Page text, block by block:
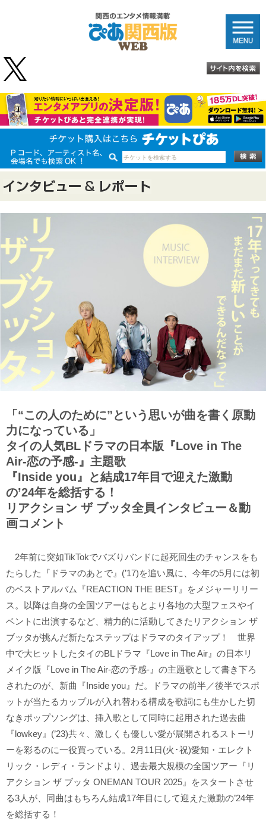
「“この人のために”という思いが曲を書く原動
力になっている」
タイの人気BLドラマの日本版『Love in The
Air-恋の予感-』主題歌
『Inside you』と結成17年目で迎えた激動
の’24年を総括する！
リアクション ザ ブッタ全員インタビュー＆動
画コメント
2年前に突如TikTokでバズりバンドに起死回生のチャンスをも
たらした『ドラマのあとで』(’17)を追い風に、今年の5月には初
のベストアルバム『REACTION THE BEST』をメジャーリリー
ス。以降は自身の全国ツアーはもとより各地の大型フェスやイ
ベントに出演するなど、精力的に活動してきたリアクション ザ
ブッタが挑んだ新たなステップはドラマのタイアップ！ 世界
中で大ヒットしたタイのBLドラマ『Love in The Air』の日本リ
メイク版『Love in The Air-恋の予感-』の主題歌として書き下ろ
されたのが、新曲『Inside you』だ。ドラマの前半／後半でスポ
ットが当たるカップルが入れ替わる構成を歌詞にも生かした切
なきポップソングは、挿入歌として同時に起用された過去曲
『lowkey』(’23)共々、激しくも優しい愛が展開されるストーリ
ーを彩るのに一役買っている。2月11日(火･祝)愛知・エレクト
リック・レディ・ランドより、過去最大規模の全国ツアー『リ
アクション ザ ブッタ ONEMAN TOUR 2025』をスタートさせ
る3人が、同曲はもちろん結成17年目にして迎えた激動の’24年
を総括する！